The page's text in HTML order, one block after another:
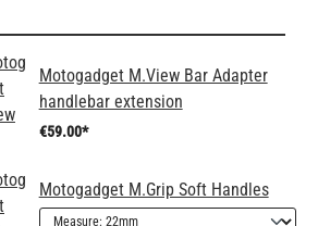
Motogadget M.View Bar Adapter
handlebar extension
€59.00*
Motogadget M.Grip Soft Handles